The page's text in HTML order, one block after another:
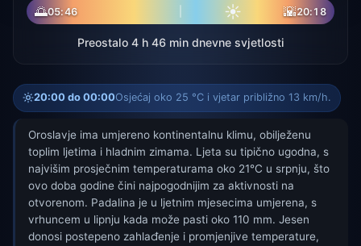
🌅05:46 ☀ 🌇20:18
Preostalo 4 h 46 min dnevne svjetlosti
20:00 do 00:00Osjećaj oko 25 °C i vjetar približno 13 km/h.
Oroslavje ima umjereno kontinentalnu klimu, obilježenu
toplim ljetima i hladnim zimama. Ljeta su tipično ugodna, s
najvišim prosječnim temperaturama oko 21°C u srpnju, što
ovo doba godine čini najpogodnijim za aktivnosti na
otvorenom. Padalina je u ljetnim mjesecima umjerena, s
vrhuncem u lipnju kada može pasti oko 110 mm. Jesen
donosi postepeno zahlađenje i promjenjive temperature,